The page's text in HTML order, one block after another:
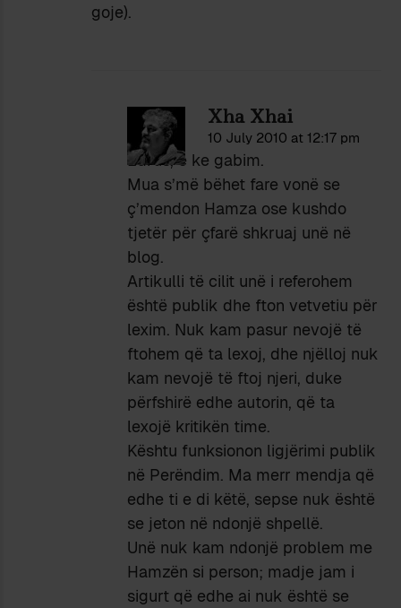
goje).
Xha Xhai
10 July 2010 at 12:17 pm
Edrus, e ke gabim.
Mua s’më bëhet fare vonë se
ç’mendon Hamza ose kushdo
tjetër për çfarë shkruaj unë në
blog.
Artikulli të cilit unë i referohem
është publik dhe fton vetvetiu për
lexim. Nuk kam pasur nevojë të
ftohem që ta lexoj, dhe njëlloj nuk
kam nevojë të ftoj njeri, duke
përfshirë edhe autorin, që ta
lexojë kritikën time.
Kështu funksionon ligjërimi publik
në Perëndim. Ma merr mendja që
edhe ti e di këtë, sepse nuk është
se jeton në ndonjë shpellë.
Unë nuk kam ndonjë problem me
Hamzën si person; madje jam i
sigurt që edhe ai nuk është se